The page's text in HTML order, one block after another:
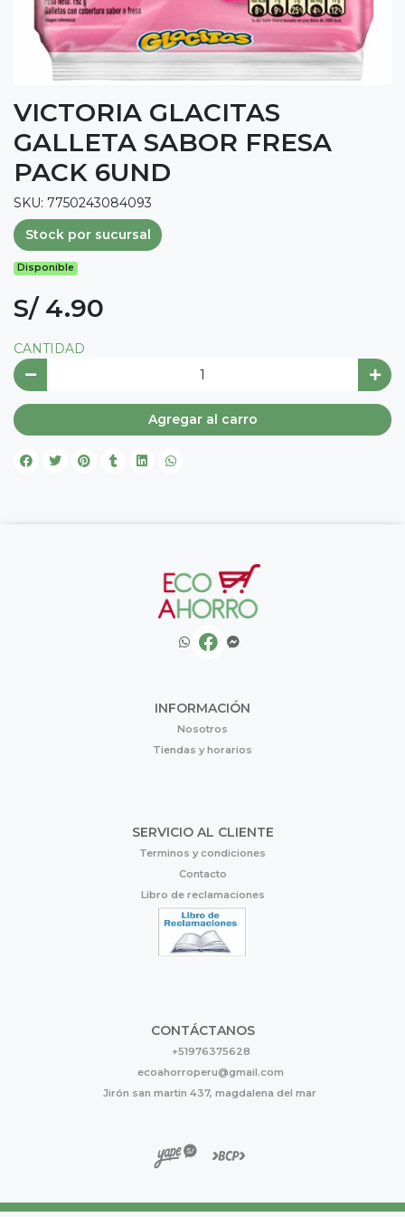
VICTORIA GLACITAS
GALLETA SABOR FRESA
PACK 6UND
SKU: 7750243084093
Stock por sucursal
Disponible
S/ 4.90
CANTIDAD
Agregar al carro
INFORMACIÓN
Nosotros
Tiendas y horarios
SERVICIO AL CLIENTE
Terminos y condiciones
Contacto
Libro de reclamaciones
CONTÁCTANOS
+51976375628
ecoahorroperu@gmail.com
Jirón san martin 437, magdalena del mar